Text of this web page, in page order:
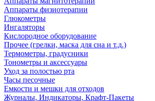
Аппараты физиотерапии
Глюкометры
Ингаляторы
Кислородное оборудование
Прочее (грелки, маска для сна и т.д.)
Термометры, градусники
Тонометры и аксессуары
Уход за полостью рта
Часы песочные
Емкости и мешки для отходов
Журналы, Индикаторы, Крафт-Пакеты